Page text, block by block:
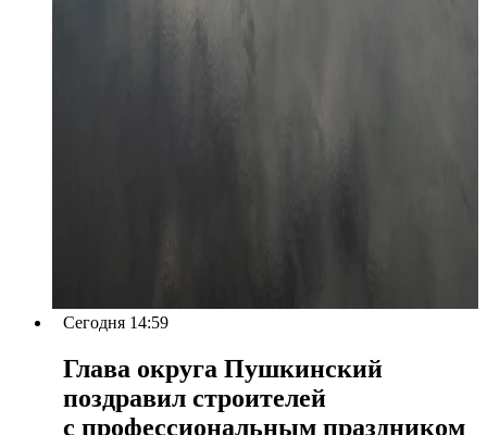
Сегодня 14:59
Глава округа Пушкинский
поздравил строителей
с профессиональным праздником